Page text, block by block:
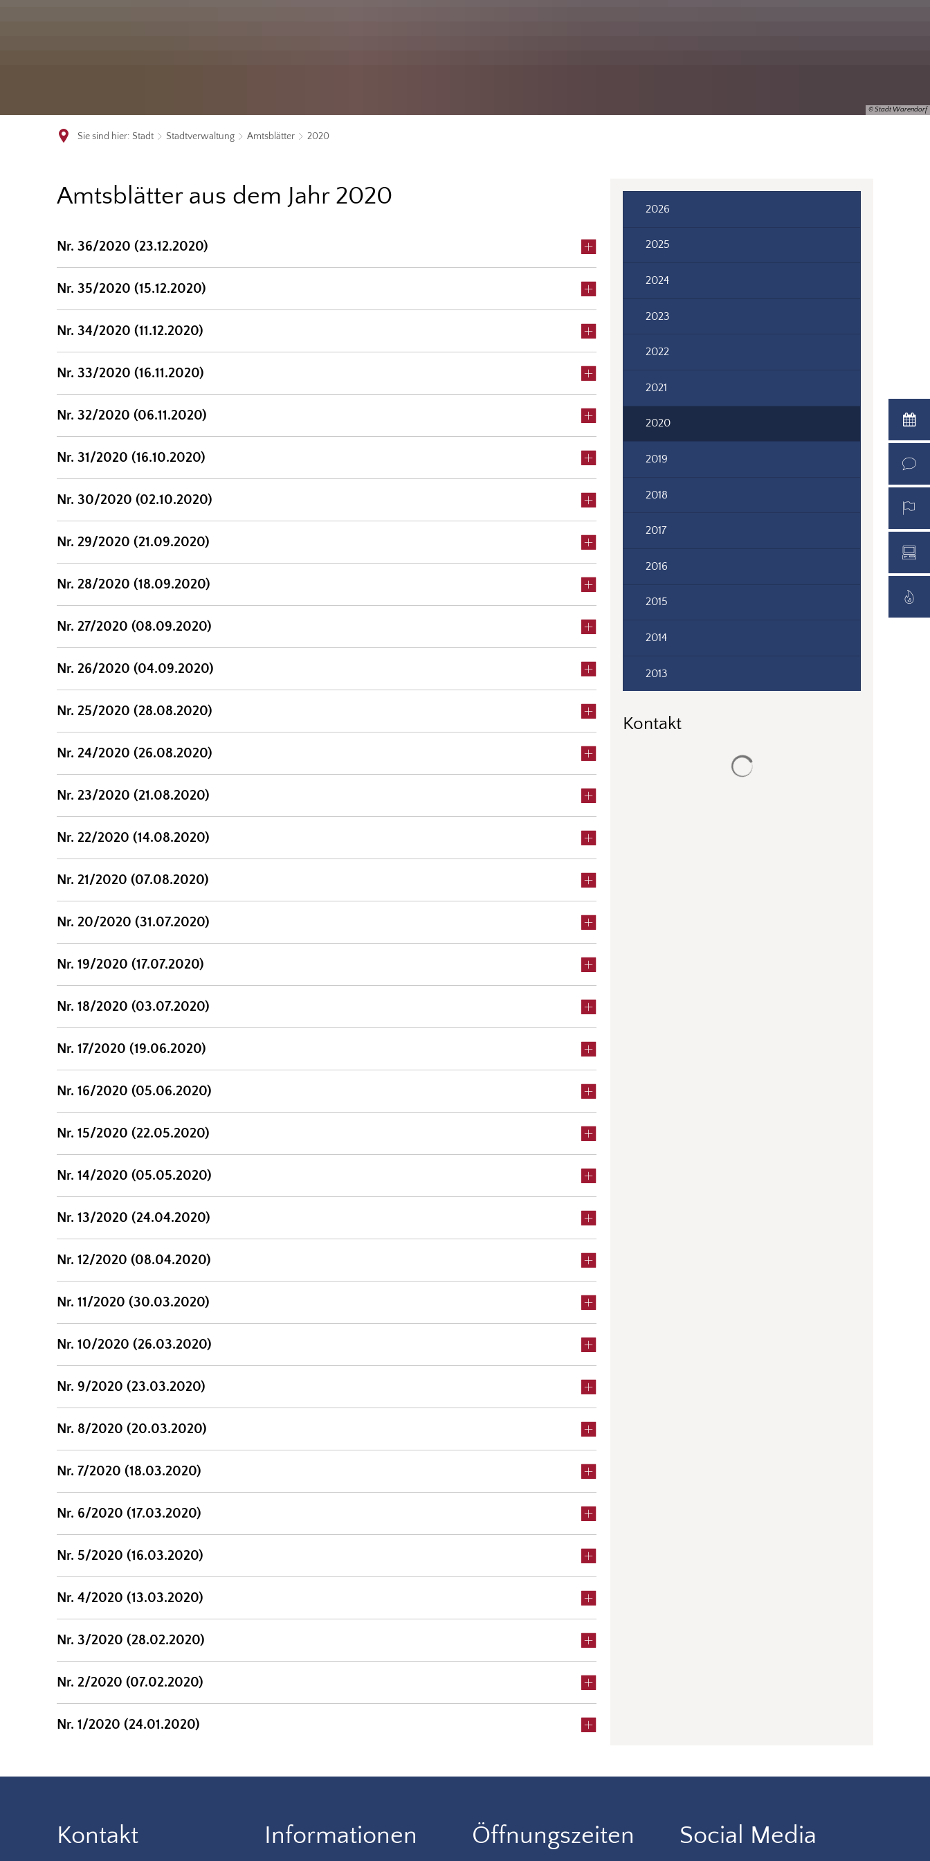
© Stadt Warendorf
Sie sind hier: Stadt Stadtverwaltung Amtsblätter 2020
Amtsblätter aus dem Jahr 2020
Nr. 36/2020 (23.12.2020)
Nr. 35/2020 (15.12.2020)
Nr. 34/2020 (11.12.2020)
Nr. 33/2020 (16.11.2020)
Nr. 32/2020 (06.11.2020)
Nr. 31/2020 (16.10.2020)
Nr. 30/2020 (02.10.2020)
Nr. 29/2020 (21.09.2020)
Nr. 28/2020 (18.09.2020)
Nr. 27/2020 (08.09.2020)
Nr. 26/2020 (04.09.2020)
Nr. 25/2020 (28.08.2020)
Nr. 24/2020 (26.08.2020)
Nr. 23/2020 (21.08.2020)
Nr. 22/2020 (14.08.2020)
Nr. 21/2020 (07.08.2020)
Nr. 20/2020 (31.07.2020)
Nr. 19/2020 (17.07.2020)
Nr. 18/2020 (03.07.2020)
Nr. 17/2020 (19.06.2020)
Nr. 16/2020 (05.06.2020)
Nr. 15/2020 (22.05.2020)
Nr. 14/2020 (05.05.2020)
Nr. 13/2020 (24.04.2020)
Nr. 12/2020 (08.04.2020)
Nr. 11/2020 (30.03.2020)
Nr. 10/2020 (26.03.2020)
Nr. 9/2020 (23.03.2020)
Nr. 8/2020 (20.03.2020)
Nr. 7/2020 (18.03.2020)
Nr. 6/2020 (17.03.2020)
Nr. 5/2020 (16.03.2020)
Nr. 4/2020 (13.03.2020)
Nr. 3/2020 (28.02.2020)
Nr. 2/2020 (07.02.2020)
Nr. 1/2020 (24.01.2020)
2026
2025
2024
2023
2022
2021
2020
2019
2018
2017
2016
2015
2014
2013
Kontakt
Kontakt Informationen Öffnungszeiten Social Media